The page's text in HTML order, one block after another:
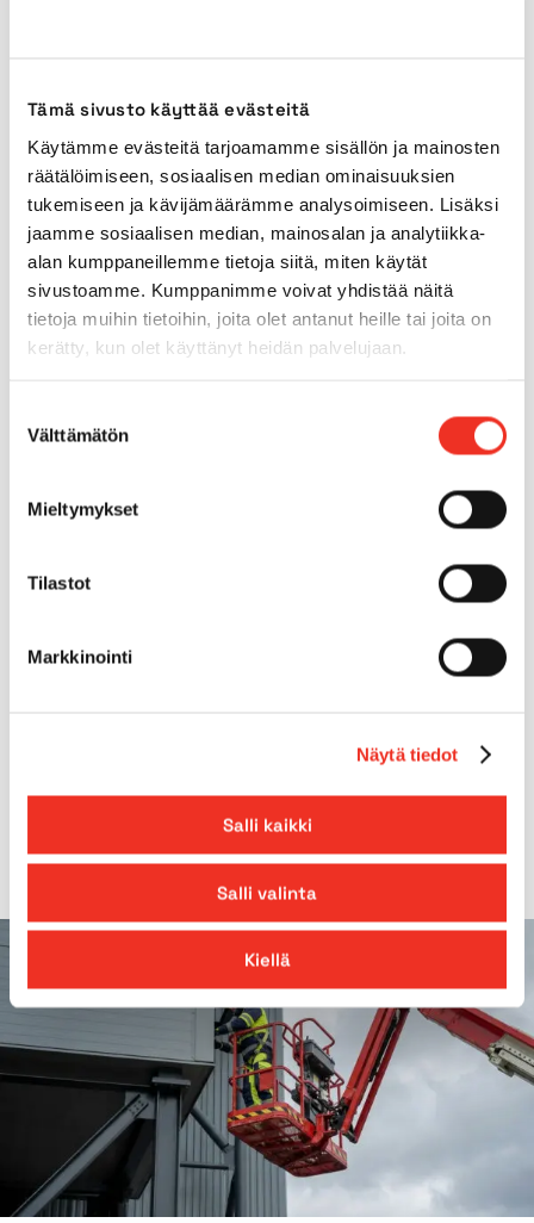
Tämä sivusto käyttää evästeitä
Käytämme evästeitä tarjoamamme sisällön ja mainosten
räätälöimiseen, sosiaalisen median ominaisuuksien
tukemiseen ja kävijämäärämme analysoimiseen. Lisäksi
jaamme sosiaalisen median, mainosalan ja analytiikka-
alan kumppaneillemme tietoja siitä, miten käytät
sivustoamme. Kumppanimme voivat yhdistää näitä
tietoja muihin tietoihin, joita olet antanut heille tai joita on
kerätty, kun olet käyttänyt heidän palvelujaan.
valinta
Välttämätön
Mieltymykset
Tilastot
Markkinointi
Näytä tiedot
Salli kaikki
Salli valinta
Kiellä
Transport height
Power source Battery
Outdoors use Yes
Indoor tyres Yes
Tilt
Gradeability
Platform extension
*Foldable rails, measurements rails up
ordering the machine.